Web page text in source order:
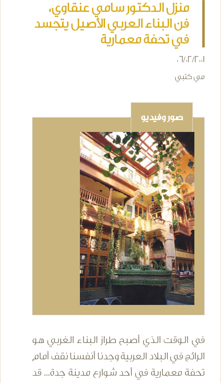
منزل الدكتور سامي عنقاوي،
فن البناء العربي الأصيل يتجسد
في تحفة معمارية
06/02/2001
مي كتبي
صور وفيديو
في الوقت الذي أصبح طراز البناء الغربي هو
الرائج في البلاد العربية وجدنا أنفسنا نقف أمام
تحفة معمارية في أحد شوارع مدينة جدة... قد